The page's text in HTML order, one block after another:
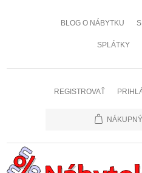
BLOG O NÁBYTKU
SPLÁTKY
REGISTROVAŤ